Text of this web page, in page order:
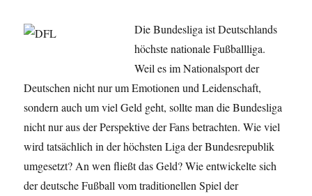
Die Bundesliga ist Deutschlands
höchste nationale Fußballliga.
Weil es im Nationalsport der
Deutschen nicht nur um Emotionen und Leidenschaft,
sondern auch um viel Geld geht, sollte man die Bundesliga
nicht nur aus der Perspektive der Fans betrachten. Wie viel
wird tatsächlich in der höchsten Liga der Bundesrepublik
umgesetzt? An wen fließt das Geld? Wie entwickelte sich
der deutsche Fußball vom traditionellen Spiel der